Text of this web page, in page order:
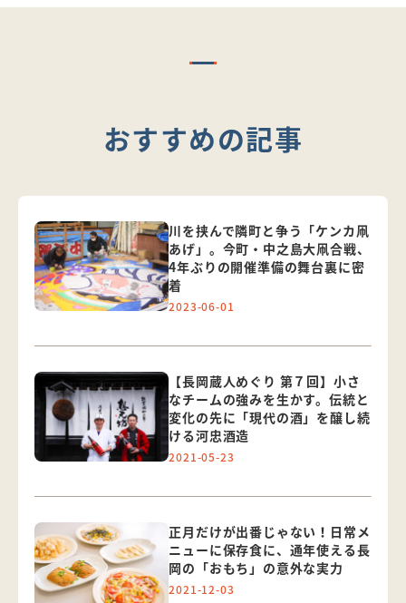
おすすめの記事
川を挟んで隣町と争う「ケンカ凧
あげ」。今町・中之島大凧合戦、
4年ぶりの開催準備の舞台裏に密
着
2023-06-01
【長岡蔵人めぐり 第７回】小さ
なチームの強みを生かす。伝統と
変化の先に「現代の酒」を醸し続
ける河忠酒造
2021-05-23
正月だけが出番じゃない！日常メ
ニューに保存食に、通年使える長
岡の「おもち」の意外な実力
2021-12-03